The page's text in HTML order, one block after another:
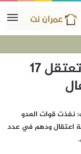
قوات العدو الصهيوني تعتقل 17
نت: نفذت قوات العدو
اعتقال ودهم في عدد